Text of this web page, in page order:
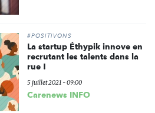
#POSITIVONS
La startup Éthypik innove en
recrutant les talents dans la
rue !
5 juillet 2021 - 09:00
Carenews INFO